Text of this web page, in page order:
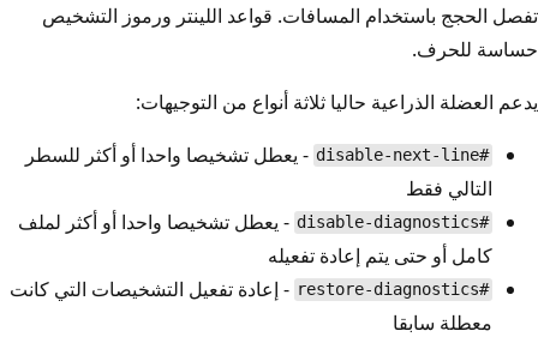
تفصل الحجج باستخدام المسافات. قواعد اللينتر ورموز التشخيص
حساسة للحرف.
يدعم العضلة الذراعية حاليا ثلاثة أنواع من التوجيهات:
#disable-next-line
- يعطل تشخيصا واحدا أو أكثر للسطر
التالي فقط
#disable-diagnostics
- يعطل تشخيصا واحدا أو أكثر لملف
كامل أو حتى يتم إعادة تفعيله
#restore-diagnostics
- إعادة تفعيل التشخيصات التي كانت
معطلة سابقا